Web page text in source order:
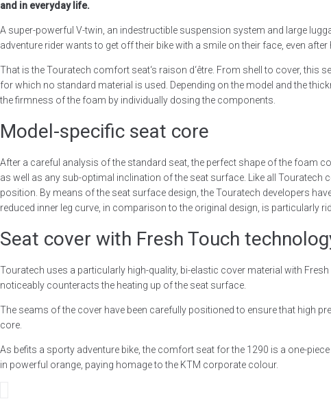
and in everyday life.
A super-powerful V-twin, an indestructible suspension system and large
adventure rider wants to get off their bike with a smile on their face, even after
That is the Touratech comfort seat‘s raison d‘être. From shell to cover,
for which no standard material is used. Depending on the model and the
the firmness of the foam by individually dosing the components.
Model-specific seat core
After a careful analysis of the standard seat, the perfect shape of the foam
as well as any sub-optimal inclination of the seat surface. Like all
position. By means of the seat surface design, the Touratech developers
reduced inner leg curve, in comparison to the original design, is particularly
Seat cover with Fresh Touch
Touratech uses a particularly high-quality, bi-elastic cover material with
noticeably counteracts the heating up of the seat surface.
The seams of the cover have been carefully positioned to ensure that high
core.
As befits a sporty adventure bike, the comfort seat for the 1290 is a one-
in powerful orange, paying homage to the KTM corporate colour.